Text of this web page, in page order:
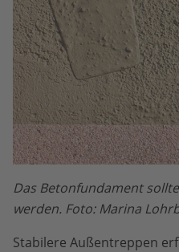
Das Betonfundament
werden. Foto: Marina
Stabilere Außentreppen